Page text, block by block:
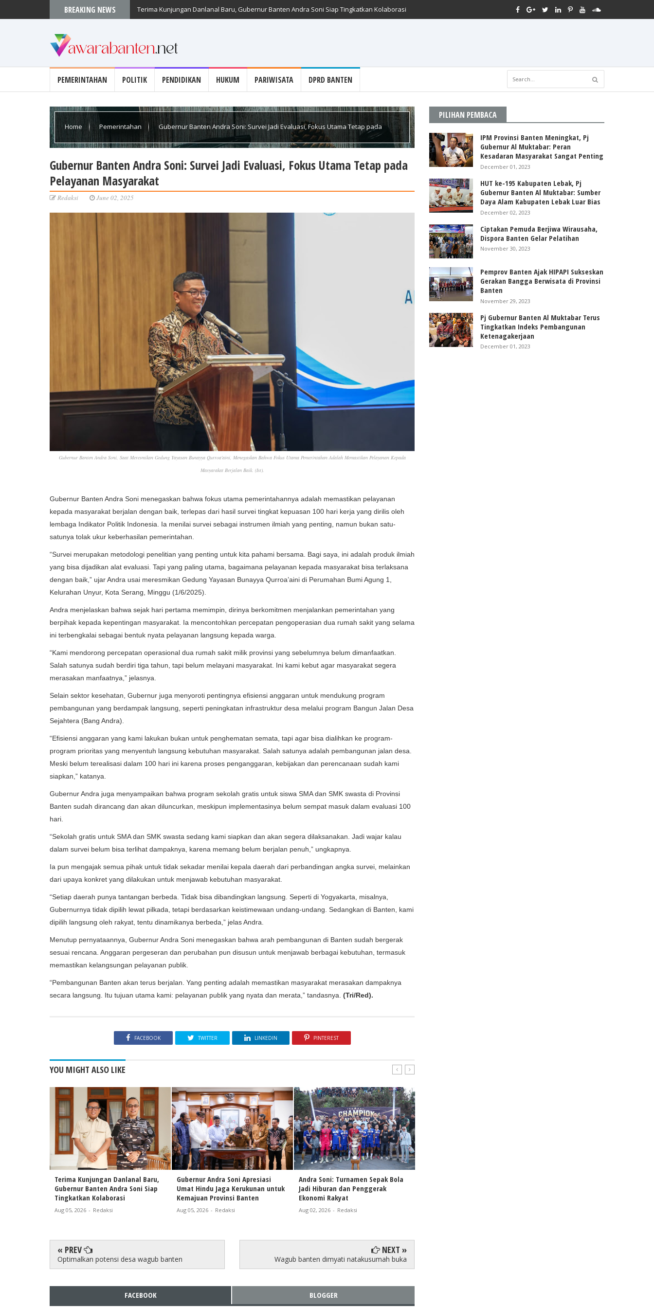
BREAKING NEWS Terima Kunjungan Danlanal Baru, Gubernur Banten Andra Soni Siap Tingkatkan Kolaborasi
PEMERINTAHAN POLITIK PENDIDIKAN HUKUM PARIWISATA DPRD BANTEN
Home Pemerintahan Gubernur Banten Andra Soni: Survei Jadi Evaluasi, Fokus Utama Tetap pada
Gubernur Banten Andra Soni: Survei Jadi Evaluasi, Fokus Utama Tetap pada
Pelayanan Masyarakat
Redaksi June 02, 2025
Gubernur Banten Andra Soni, Saat Meresmikan Gedung Yayasan Bunayya Qurroa'aini, Menegaskan Bahwa Fokus Utama Pemerintahan Adalah Memastikan Pelayanan Kepada
Masyarakat Berjalan Baik. (Ist).
Gubernur Banten Andra Soni menegaskan bahwa fokus utama pemerintahannya adalah memastikan pelayanan
kepada masyarakat berjalan dengan baik, terlepas dari hasil survei tingkat kepuasan 100 hari kerja yang dirilis oleh
lembaga Indikator Politik Indonesia. Ia menilai survei sebagai instrumen ilmiah yang penting, namun bukan satu-
satunya tolak ukur keberhasilan pemerintahan.
“Survei merupakan metodologi penelitian yang penting untuk kita pahami bersama. Bagi saya, ini adalah produk ilmiah
yang bisa dijadikan alat evaluasi. Tapi yang paling utama, bagaimana pelayanan kepada masyarakat bisa terlaksana
dengan baik,” ujar Andra usai meresmikan Gedung Yayasan Bunayya Qurroa’aini di Perumahan Bumi Agung 1,
Kelurahan Unyur, Kota Serang, Minggu (1/6/2025).
Andra menjelaskan bahwa sejak hari pertama memimpin, dirinya berkomitmen menjalankan pemerintahan yang
berpihak kepada kepentingan masyarakat. Ia mencontohkan percepatan pengoperasian dua rumah sakit yang selama
ini terbengkalai sebagai bentuk nyata pelayanan langsung kepada warga.
“Kami mendorong percepatan operasional dua rumah sakit milik provinsi yang sebelumnya belum dimanfaatkan.
Salah satunya sudah berdiri tiga tahun, tapi belum melayani masyarakat. Ini kami kebut agar masyarakat segera
merasakan manfaatnya,” jelasnya.
Selain sektor kesehatan, Gubernur juga menyoroti pentingnya efisiensi anggaran untuk mendukung program
pembangunan yang berdampak langsung, seperti peningkatan infrastruktur desa melalui program Bangun Jalan Desa
Sejahtera (Bang Andra).
“Efisiensi anggaran yang kami lakukan bukan untuk penghematan semata, tapi agar bisa dialihkan ke program-
program prioritas yang menyentuh langsung kebutuhan masyarakat. Salah satunya adalah pembangunan jalan desa.
Meski belum terealisasi dalam 100 hari ini karena proses penganggaran, kebijakan dan perencanaan sudah kami
siapkan,” katanya.
Gubernur Andra juga menyampaikan bahwa program sekolah gratis untuk siswa SMA dan SMK swasta di Provinsi
Banten sudah dirancang dan akan diluncurkan, meskipun implementasinya belum sempat masuk dalam evaluasi 100
hari.
“Sekolah gratis untuk SMA dan SMK swasta sedang kami siapkan dan akan segera dilaksanakan. Jadi wajar kalau
dalam survei belum bisa terlihat dampaknya, karena memang belum berjalan penuh,” ungkapnya.
Ia pun mengajak semua pihak untuk tidak sekadar menilai kepala daerah dari perbandingan angka survei, melainkan
dari upaya konkret yang dilakukan untuk menjawab kebutuhan masyarakat.
“Setiap daerah punya tantangan berbeda. Tidak bisa dibandingkan langsung. Seperti di Yogyakarta, misalnya,
Gubernurnya tidak dipilih lewat pilkada, tetapi berdasarkan keistimewaan undang-undang. Sedangkan di Banten, kami
dipilih langsung oleh rakyat, tentu dinamikanya berbeda,” jelas Andra.
Menutup pernyataannya, Gubernur Andra Soni menegaskan bahwa arah pembangunan di Banten sudah bergerak
sesuai rencana. Anggaran pergeseran dan perubahan pun disusun untuk menjawab berbagai kebutuhan, termasuk
memastikan kelangsungan pelayanan publik.
“Pembangunan Banten akan terus berjalan. Yang penting adalah memastikan masyarakat merasakan dampaknya
secara langsung. Itu tujuan utama kami: pelayanan publik yang nyata dan merata,” tandasnya. (Tri/Red).
FACEBOOK TWITTER LINKEDIN PINTEREST
YOU MIGHT ALSO LIKE
Terima Kunjungan Danlanal Baru,
Gubernur Banten Andra Soni Siap
Tingkatkan Kolaborasi
Aug 05, 2026 - Redaksi
Gubernur Andra Soni Apresiasi
Umat Hindu Jaga Kerukunan untuk
Kemajuan Provinsi Banten
Aug 05, 2026 - Redaksi
Andra Soni: Turnamen Sepak Bola
Jadi Hiburan dan Penggerak
Ekonomi Rakyat
Aug 02, 2026 - Redaksi
« PREV
Optimalkan potensi desa wagub banten
NEXT »
Wagub banten dimyati natakusumah buka
FACEBOOK BLOGGER
PILIHAN PEMBACA
IPM Provinsi Banten Meningkat, Pj
Gubernur Al Muktabar: Peran
Kesadaran Masyarakat Sangat Penting
December 01, 2023
HUT ke-195 Kabupaten Lebak, Pj
Gubernur Banten Al Muktabar: Sumber
Daya Alam Kabupaten Lebak Luar Bias
December 02, 2023
Ciptakan Pemuda Berjiwa Wirausaha,
Dispora Banten Gelar Pelatihan
November 30, 2023
Pemprov Banten Ajak HIPAPI Sukseskan
Gerakan Bangga Berwisata di Provinsi
Banten
November 29, 2023
Pj Gubernur Banten Al Muktabar Terus
Tingkatkan Indeks Pembangunan
Ketenagakerjaan
December 01, 2023